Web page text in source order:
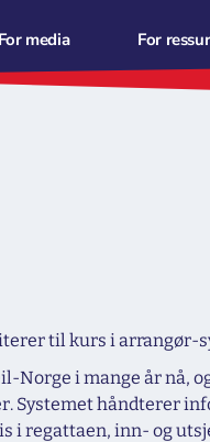
For media For
til kurs i arrangør-
Norge i mange år nå,
Systemet håndterer
i regattaen, inn- og